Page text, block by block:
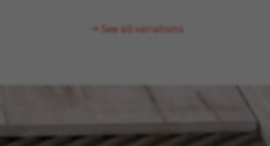
See all variations